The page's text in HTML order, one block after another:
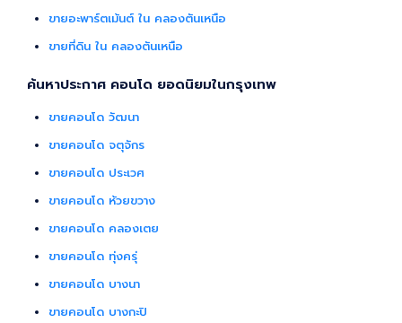
ขายอะพาร์ตเม้นต์ ใน คลองตันเหนือ
ขายที่ดิน ใน คลองตันเหนือ
ค้นหาประกาศ คอนโด ยอดนิยมในกรุงเทพ
ขายคอนโด วัฒนา
ขายคอนโด จตุจักร
ขายคอนโด ประเวศ
ขายคอนโด ห้วยขวาง
ขายคอนโด คลองเตย
ขายคอนโด ทุ่งครุ่
ขายคอนโด บางนา
ขายคอนโด บางกะปิ